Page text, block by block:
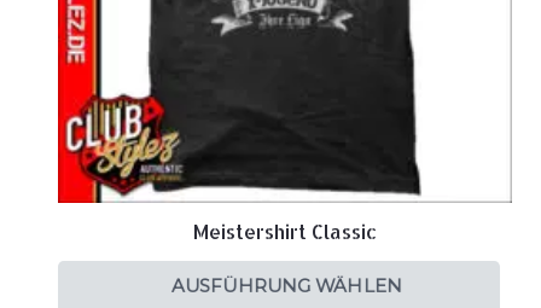
Meistershirt Classic
AUSFÜHRUNG WÄHLEN